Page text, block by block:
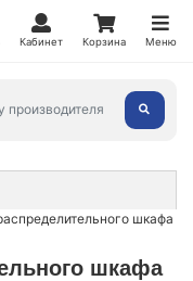
Кабинет Корзина Меню
шкафа
шкафа